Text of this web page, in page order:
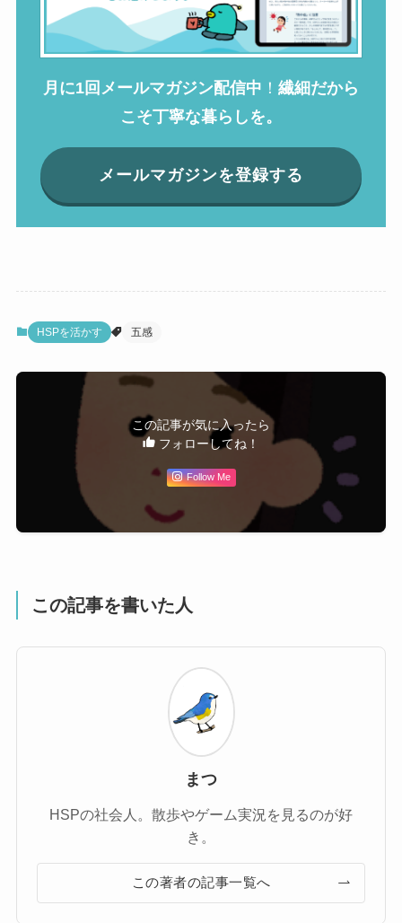
月に1回メールマガジン配信中 ！ 繊細だから
こそ丁寧な暮らしを。
メールマガジンを登録する
HSPを活かす 五感
この記事が気に入ったら
フォローしてね！
Follow Me
この記事を書いた人
まつ
HSPの社会人。散歩やゲーム実況を見るのが好
き。
この著者の記事一覧へ